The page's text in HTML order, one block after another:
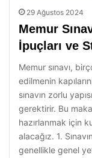
29 Ağustos 2024
Memur
İpuçları ve
Memur sınavı,
edilmenin
sınavın zorlu
gerektirir. Bu
hazırlanmak için
alacağız. 1.
genellikle genel